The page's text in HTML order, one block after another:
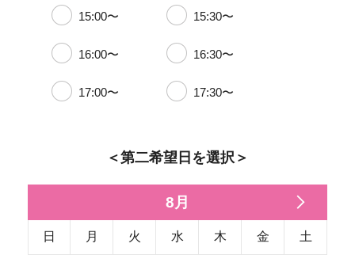
15:00〜 15:30〜
16:00〜 16:30〜
17:00〜 17:30〜
＜第二希望日を選択＞
8月
日 月 火 水 木 金 土